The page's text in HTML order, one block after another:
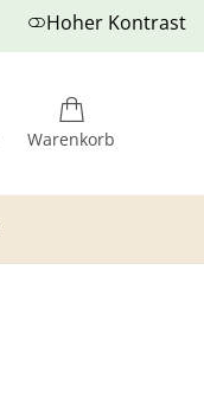
Hoher Kontrast
Warenkorb